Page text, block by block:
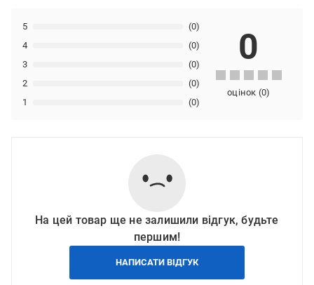
1 (0)
2 (0)
3 (0)
4 (0)
5 (0)
0
оцінок (0)
На цей товар ще не залишили відгук, будьте
першим!
НАПИСАТИ ВІДГУК